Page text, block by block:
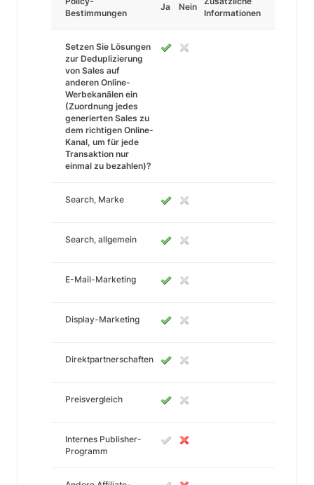
Bestimmungen
Ja Nein
Informationen
Setzen Sie Lösungen
zur Deduplizierung
von Sales auf
anderen Online-
Werbekanälen ein
(Zuordnung jedes
generierten Sales zu
dem richtigen Online-
Kanal, um für jede
Transaktion nur
einmal zu bezahlen)?
Search, Marke
Search, allgemein
E-Mail-Marketing
Display-Marketing
Direktpartnerschaften
Preisvergleich
Internes Publisher-
Programm